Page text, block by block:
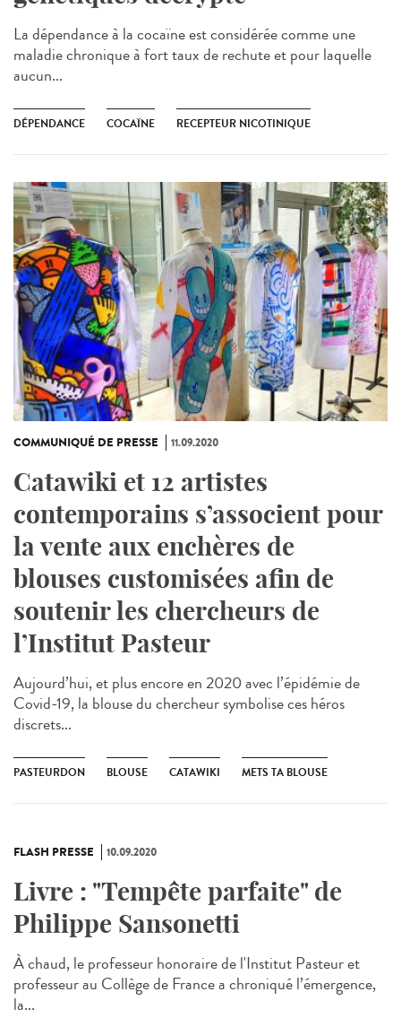
La dépendance à la cocaïne est considérée comme une
maladie chronique à fort taux de rechute et pour laquelle
aucun...
DÉPENDANCE COCAÏNE RECEPTEUR NICOTINIQUE
COMMUNIQUÉ DE PRESSE 11.09.2020
Catawiki et 12 artistes
contemporains s’associent pour
la vente aux enchères de
blouses customisées afin de
soutenir les chercheurs de
l’Institut Pasteur
Aujourd’hui, et plus encore en 2020 avec l’épidémie de
Covid-19, la blouse du chercheur symbolise ces héros
discrets...
PASTEURDON BLOUSE CATAWIKI METS TA BLOUSE
FLASH PRESSE 10.09.2020
Livre : "Tempête parfaite" de
Philippe Sansonetti
À chaud, le professeur honoraire de l'Institut Pasteur et
professeur au Collège de France a chroniqué l’émergence,
la...